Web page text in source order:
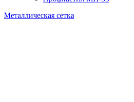
Металлическая сетка